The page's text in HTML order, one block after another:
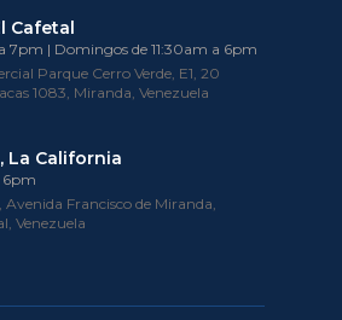
Cafetal
7pm | Domingos de 11:30am a 6pm
Parque Cerro Verde, E1, 20
1083, Miranda, Venezuela
La California
6pm
Francisco de Miranda,
Venezuela